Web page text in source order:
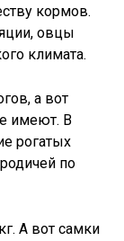
кормов.
овцы
климата.
а вот
имеют. В
рогатых
по
А вот самки